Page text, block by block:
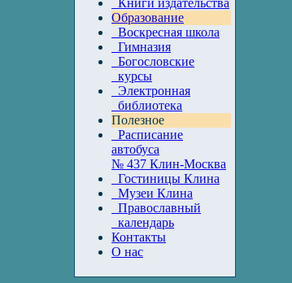
Книги издательства
Образование
Воскресная школа
Гимназия
Богословские
курсы
Электронная
библиотека
Полезное
Расписание
автобуса
№ 437 Клин-Москва
Гостиницы Клина
Музеи Клина
Православный
календарь
Контакты
О нас